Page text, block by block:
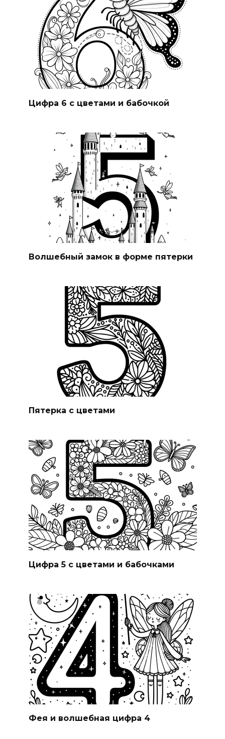
Цифра 6 с цветами и бабочкой
Волшебный замок в форме пятерки
Пятерка с цветами
Цифра 5 с цветами и бабочками
Фея и волшебная цифра 4